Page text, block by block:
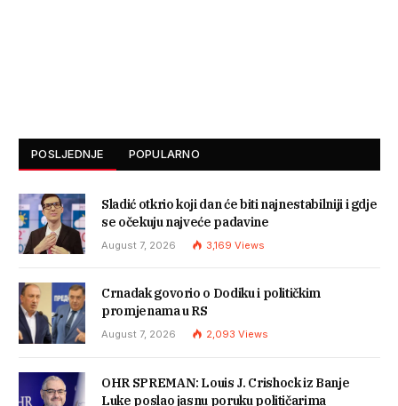
POSLJEDNJE POPULARNO
Sladić otkrio koji dan će biti najnestabilniji i gdje
se očekuju najveće padavine
August 7, 2026 3,169 Views
Crnadak govorio o Dodiku i političkim
promjenama u RS
August 7, 2026 2,093 Views
OHR SPREMAN: Louis J. Crishock iz Banje
Luke poslao jasnu poruku političarima